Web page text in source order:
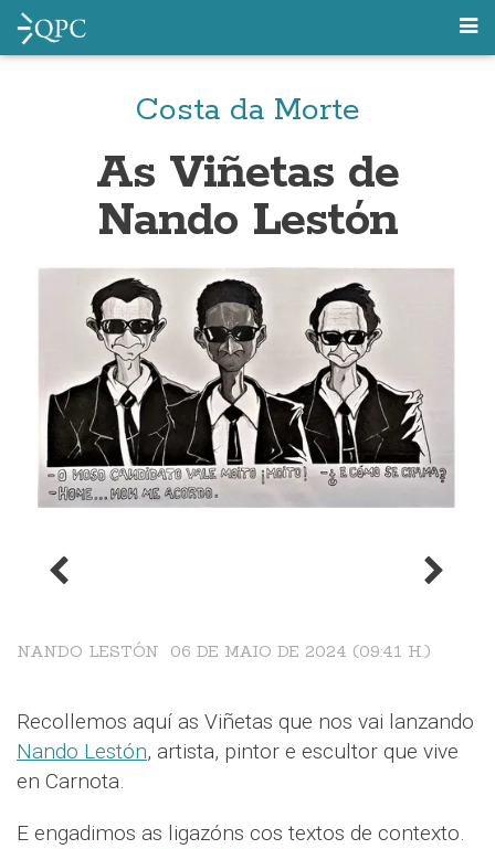
Costa da Morte
As Viñetas de
Nando Lestón
06 DE MAIO DE 2024 (09:41 H.)
NANDO LESTÓN
Recollemos aquí as Viñetas que nos vai lanzando
Nando Lestón, artista, pintor e escultor que vive
en Carnota.
E engadimos as ligazóns cos textos de contexto.